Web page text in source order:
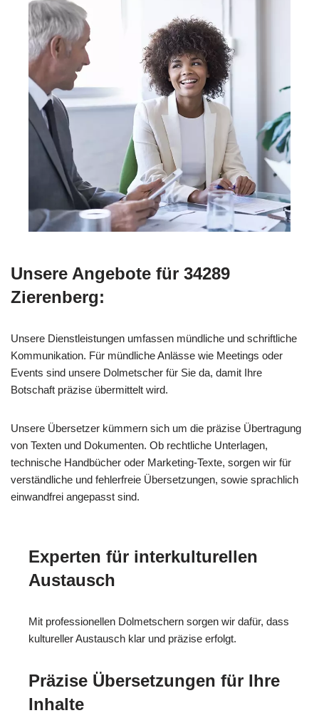
Unsere Angebote für 34289
Zierenberg:
Unsere Dienstleistungen umfassen mündliche und schriftliche
Kommunikation. Für mündliche Anlässe wie Meetings oder
Events sind unsere Dolmetscher für Sie da, damit Ihre
Botschaft präzise übermittelt wird.
Unsere Übersetzer kümmern sich um die präzise Übertragung
von Texten und Dokumenten. Ob rechtliche Unterlagen,
technische Handbücher oder Marketing-Texte, sorgen wir für
verständliche und fehlerfreie Übersetzungen, sowie sprachlich
einwandfrei angepasst sind.
Experten für interkulturellen
Austausch
Mit professionellen Dolmetschern sorgen wir dafür, dass
kultureller Austausch klar und präzise erfolgt.
Präzise Übersetzungen für Ihre
Inhalte